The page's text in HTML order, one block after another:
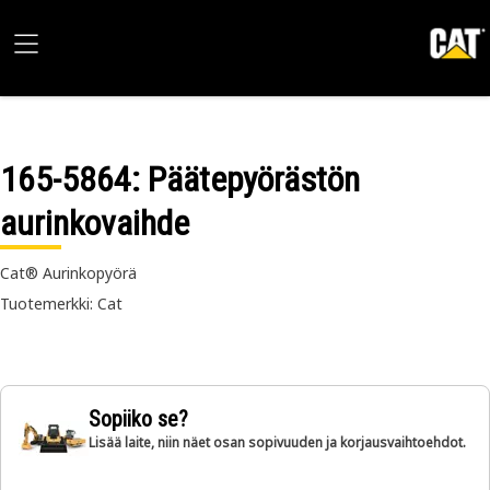
165-5864: Päätepyörästön
aurinkovaihde
Cat® Aurinkopyörä
Tuotemerkki: Cat
Sopiiko se?
Lisää laite, niin näet osan sopivuuden ja korjausvaihtoehdot.